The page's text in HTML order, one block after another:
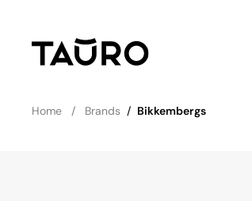
Home Brands / Bikkembergs